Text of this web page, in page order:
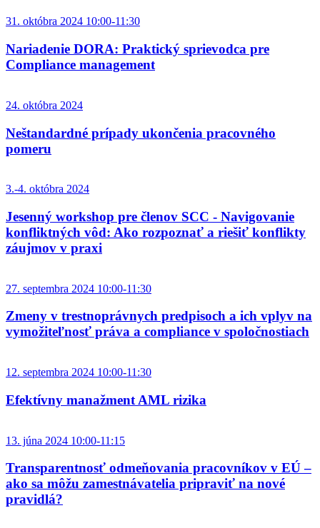
31. októbra 2024 10:00-11:30
Nariadenie DORA: Praktický sprievodca pre
Compliance management
24. októbra 2024
Neštandardné prípady ukončenia pracovného
pomeru
3.-4. októbra 2024
Jesenný workshop pre členov SCC - Navigovanie
konfliktných vôd: Ako rozpoznať a riešiť konflikty
záujmov v praxi
27. septembra 2024 10:00-11:30
Zmeny v trestnoprávnych predpisoch a ich vplyv na
vymožiteľnosť práva a compliance v spoločnostiach
12. septembra 2024 10:00-11:30
Efektívny manažment AML rizika
13. júna 2024 10:00-11:15
Transparentnosť odmeňovania pracovníkov v EÚ –
ako sa môžu zamestnávatelia pripraviť na nové
pravidlá?